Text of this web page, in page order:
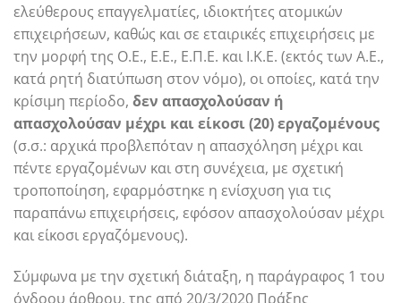
ελεύθερους επαγγελματίες, ιδιοκτήτες ατομικών
επιχειρήσεων, καθώς και σε εταιρικές επιχειρήσεις με
την μορφή της Ο.Ε., Ε.Ε., Ε.Π.Ε. και I.K.E. (εκτός των Α.Ε.,
κατά ρητή διατύπωση στον νόμο), οι οποίες, κατά την
κρίσιμη περίοδο, δεν απασχολούσαν ή
απασχολούσαν μέχρι και είκοσι (20) εργαζομένους
(σ.σ.: αρχικά προβλεπόταν η απασχόληση μέχρι και
πέντε εργαζομένων και στη συνέχεια, με σχετική
τροποποίηση, εφαρμόστηκε η ενίσχυση για τις
παραπάνω επιχειρήσεις, εφόσον απασχολούσαν μέχρι
και είκοσι εργαζόμενους).
Σύμφωνα με την σχετική διάταξη, η παράγραφος 1 του
όγδοου άρθρου, της από 20/3/2020 Πράξης